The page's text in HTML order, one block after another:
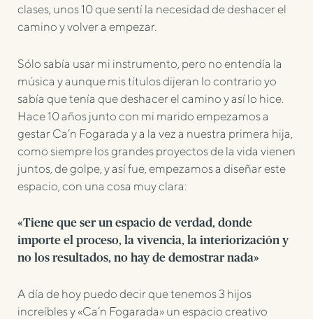
clases, unos 10 que sentí la necesidad de deshacer el
camino y volver a empezar.
Sólo sabía usar mi instrumento, pero no entendía la
música y aunque mis títulos dijeran lo contrario yo
sabía que tenía que deshacer el camino y así lo hice.
Hace 10 años junto con mi marido empezamos a
gestar Ca’n Fogarada y a la vez a nuestra primera hija,
como siempre los grandes proyectos de la vida vienen
juntos, de golpe, y así fue, empezamos a diseñar este
espacio, con una cosa muy clara:
«Tiene que ser un espacio de verdad, donde
importe el proceso, la vivencia, la interiorización y
no los resultados, no hay de demostrar nada»
A día de hoy puedo decir que tenemos 3 hijos
increíbles y «Ca’n Fogarada» un espacio creativo